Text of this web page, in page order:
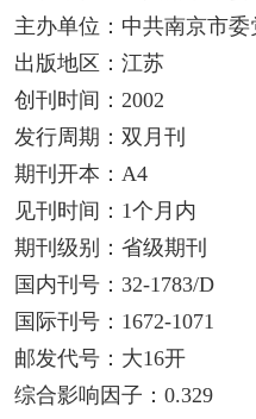
主办单位：中共南京市
出版地区：江苏
创刊时间：2002
发行周期：双月刊
期刊开本：A4
见刊时间：1个月内
期刊级别：省级期刊
国内刊号：32-1783/D
国际刊号：1672-1071
邮发代号：大16开
综合影响因子：0.329